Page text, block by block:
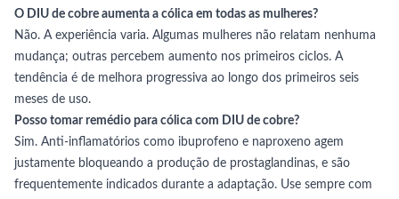
O DIU de cobre aumenta a cólica em todas as mulheres?
Não. A experiência varia. Algumas mulheres não relatam nenhuma
mudança; outras percebem aumento nos primeiros ciclos. A
tendência é de melhora progressiva ao longo dos primeiros seis
meses de uso.
Posso tomar remédio para cólica com DIU de cobre?
Sim. Anti-inflamatórios como ibuprofeno e naproxeno agem
justamente bloqueando a produção de prostaglandinas, e são
frequentemente indicados durante a adaptação. Use sempre com